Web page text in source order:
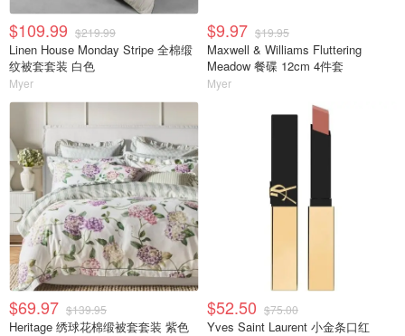
$109.99 $219.99
Linen House Monday Stripe 全棉缎
纹被套套装 白色
Myer
$9.97 $19.95
Maxwell & Williams Fluttering
Meadow 餐碟 12cm 4件套
Myer
$69.97 $139.95
Heritage 绣球花棉缎被套套装 紫色
$52.50 $75.00
Yves Saint Laurent 小金条口红